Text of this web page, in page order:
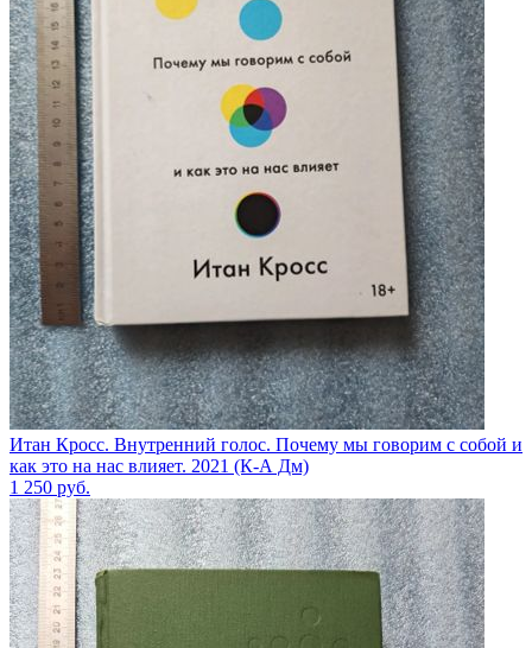
Итан Кросс. Внутренний голос. Почему мы говорим с собой и
как это на нас влияет. 2021 (К-А Дм)
1 250 руб.